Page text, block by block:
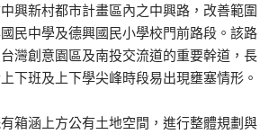
興新村都市計畫區內之中興路，改善範圍
民中學及德興國民小學校門前路段。該路
灣創意園區及南投交流道的重要幹道，長
下班及上下學尖峰時段易出現壅塞情形。
箱涵上方公有土地空間，進行整體規劃與